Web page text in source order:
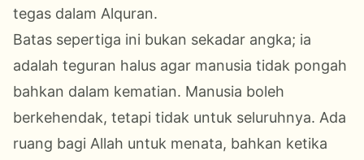
tegas dalam Alquran.
Batas sepertiga ini bukan sekadar angka; ia
adalah teguran halus agar manusia tidak pongah
bahkan dalam kematian. Manusia boleh
berkehendak, tetapi tidak untuk seluruhnya. Ada
ruang bagi Allah untuk menata, bahkan ketika